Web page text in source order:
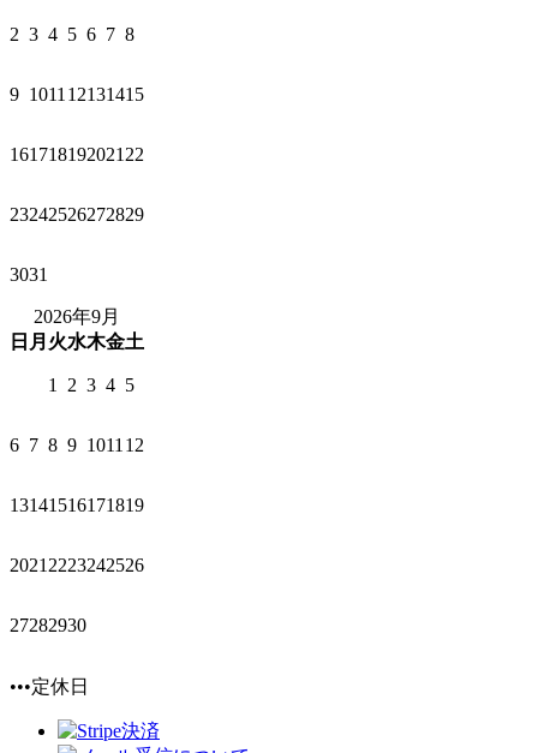
2 3 4 5 6 7 8
9 1011 12131415
161718192021 22
23242526272829
3031
2026年9月
日 月 火水木金土
1 2 3 4 5
6 7 8 9 1011 12
13141516171819
2021 2223242526
27282930
•••定休日